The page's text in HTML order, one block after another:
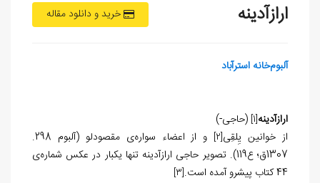
خرید و دانلود مقاله ارازآدینه
آلبوم‌خانه استرآباد
ارازآدینه[1] (حاجی-)
از خوانین یِلقِی[2]
و از اعضاء سواره‌ی مقصودلو (آلبوم 298­.
1307ق؛ ع119). تصویر حاجی ارازآدینه تنها یک­بار در عکس شماره‌­ی
44 کتاب پیش­رو آمده است.
[3]